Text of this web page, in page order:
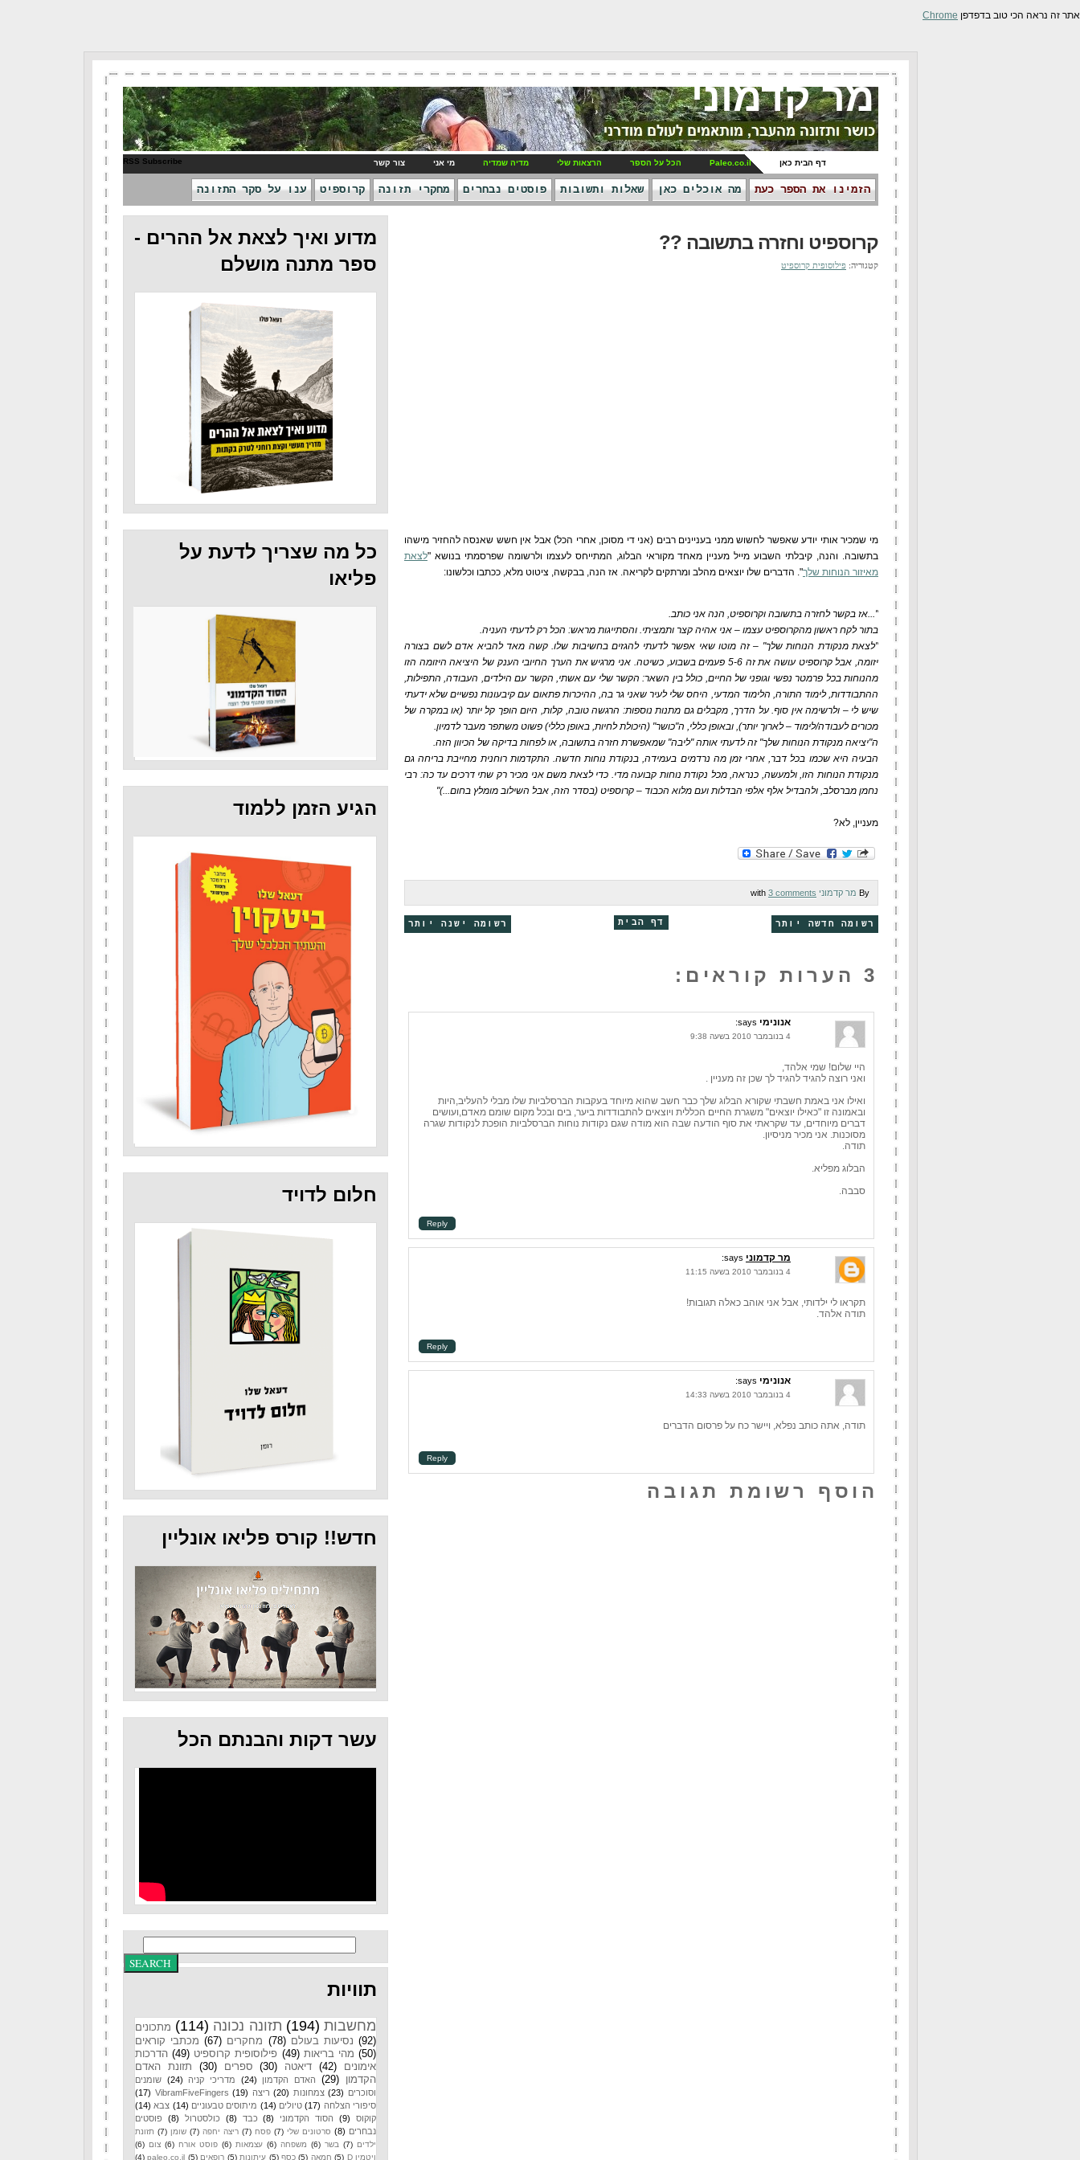
אתר זה נראה הכי טוב בדפדפן Chrome
מר קדמוני
דף הבית כאן Paleo.co.il הכל על הספר הרצאות שלי מדיה שמדיה מי אני צור קשר RSS Subscribe
הזמינו את הספר כעת מה אוכלים כאן שאלות ותשובות פוסטים נבחרים מחקרי תזונה קרוספיט ענו על סקר התזונה
קרוספיט וחזרה בתשובה ??
קטגוריה: פילוסופית קרוספיט
מי שמכיר אותי יודע שאפשר לחשוש ממני בעניינים רבים (אני די מסוכן, אחרי הכל) אבל אין חשש שאנסה להחזיר מישהו
בתשובה. והנה, קיבלתי השבוע מייל מעניין מאחד מקוראי הבלוג, המתייחס לעצמו ולרשומה שפרסמתי בנושא "לצאת
מאיזור הנוחות שלך". הדברים שלו יוצאים מהלב ומרתקים לקריאה. אז הנה, בבקשה, ציטוט מלא, ככתבו וכלשונו:
"...אז בקשר לחזרה בתשובה וקרוספיט, הנה אני כותב.
בתור לקח ראשון מהקרוספיט עצמו – אני אהיה קצר ותמציתי. והסתייגות מראש: הכל רק לדעתי העניה.
"לצאת מנקודת הנוחות שלך" – זה מוטו שאי אפשר לדעתי להגזים בחשיבות שלו. קשה מאד להביא אדם לשם בצורה
יזומה, אבל קרוספיט עושה את זה 5-6 פעמים בשבוע, כשיטה. אני מרגיש את הערך החיובי הענק של היציאה היזומה הזו
מהנוחות בכל פרמטר נפשי וגופני של החיים, כולל בין השאר: הקשר שלי עם אשתי, הקשר עם הילדים, העבודה, התפילות,
ההתבודדות, לימוד התורה, הלימוד המדעי, היחס שלי לעיר שאני גר בה, ההיכרות פתאום עם קיבעונות נפשיים שלא ידעתי
שיש לי – ולרשימה אין סוף. על הדרך, מקבלים גם מתנות נוספות: הרגשה טובה, קלות, היום הופך קל יותר (או במקרה של
מכורים לעבודה/לימוד – לארוך יותר), ובאופן כללי, ה"כושר" (היכולת לחיות, באופן כללי) פשוט משתפר מעבר לדמיון.
ה"יציאה מנקודת הנוחות שלך" זה לדעתי אותה "ליבה" שמאפשרת חזרה בתשובה, או לפחות בדיקה של הכיוון הזה.
הבעיה היא שכמו בכל דבר, אחרי זמן מה נרדמים בעמידה, בנקודת נוחות חדשה. התקדמות רוחנית מחייבת בריחה גם
מנקודת הנוחות הזו, ולמעשה, כנראה, מכל נקודת נוחות קבועה מדי. כדי לצאת משם אני מכיר רק שתי דרכים עד כה: רבי
נחמן מברסלב, ולהבדיל אלף אלפי הבדלות ועם מלוא הכבוד – קרוספיט (בסדר הזה, אבל השילוב מומלץ בחום...)"
מעניין, לא?
By מר קדמוני 3 comments
רשומה חדשה יותר רשומה ישנה יותר דף הבית
3 הערות קוראים:
אנונימי says:
4 בנובמבר 2010 בשעה 9:38
Reply
היי שלום! שמי אלהד,
ואני רוצה להגיד להגיד לך שכן זה מעניין .
ואילו אני באמת חשבתי שקורא הבלוג שלך כבר חשב שהוא מיוחד בעקבות הברסלביות שלו מבלי להעליב,היות
ובאמונה זו "כאילו יוצאים" משגרת החיים הכללית ויוצאים להתבודדות ביער, בים ובכל מקום שומם מאדם,ועושים
דברים מיוחדים, עד שקראתי את סוף הודעה שבה הוא מודה שגם נקודות נוחות הברסלביות הופכת לנקודות שגרה
מסוכנות. אני מכיר מניסיון.
תודה.
הבלוג מפליא.
סבבה.
מר קדמוני says:
4 בנובמבר 2010 בשעה 11:15
Reply
תקראו לי ילדותי, אבל אני אוהב כאלה תגובות!
תודה אלהד.
אנונימי says:
4 בנובמבר 2010 בשעה 14:33
Reply
תודה, אתה כותב נפלא, ויישר כח על פרסום הדברים
הוסף רשומת תגובה
מדוע ואיך לצאת אל ההרים -
ספר מתנה מושלם
כל מה שצריך לדעת על
פליאו
הגיע הזמן ללמוד
חלום לדויד
חדש!! קורס פליאו אונליין
עשר דקות והבנתם הכל
תוויות
מחשבות (194) תזונה נכונה (114) מתכונים
(92) נסיעות בעולם (78) מחקרים (67) מכתבי קוראים
(50) מהי בריאות (49) פילוסופית קרוספיט (49) הדרכות
אימונים
(42) דיאטה (30) ספרים (30)
תזונת האדם
הקדמון (29) האדם הקדמון (24) מדריכי קניה (24) שומנים
וסוכרים (23) צמחונות (20) ריצה (19)
VibramFiveFingers
(17)
סיפורי הצלחה (17) טיולים (14) מיתוסים טבעוניים (14) צבא (14)
קוקוס
(9) הסוד הקדמוני (8) כבד (8) כולסטרול (8)
פוסטים
נבחרים (8) סרטונים שלי (7) פסח (7) ריצה יחפה (7) שומן (7) תזונת
ילדים (7) בשר (6) משפחה (6) עצמאות (6) פוסט אורח (6) צום (6)
ויטמין D
(5) חמאה (5) כסף (5) עיתונות (5) רופאים (5)
paleo.co.il
(4)